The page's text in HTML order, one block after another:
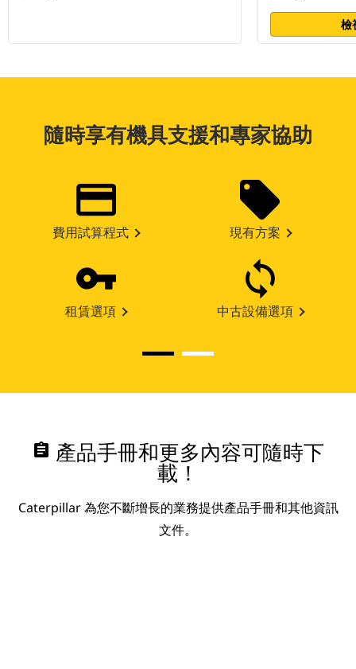
檢
隨時享有機具支援和專家協助
費用試算程式 現有方案
租賃選項 中古設備選項
assignment 產品手冊和更多內容可隨時下
載！
Caterpillar 為您不斷增長的業務提供產品手冊和其他資訊
文件。